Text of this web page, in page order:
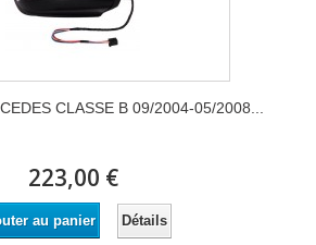
CLASSE B 09/2004-05/2008...
223,00 €
au panier Détails